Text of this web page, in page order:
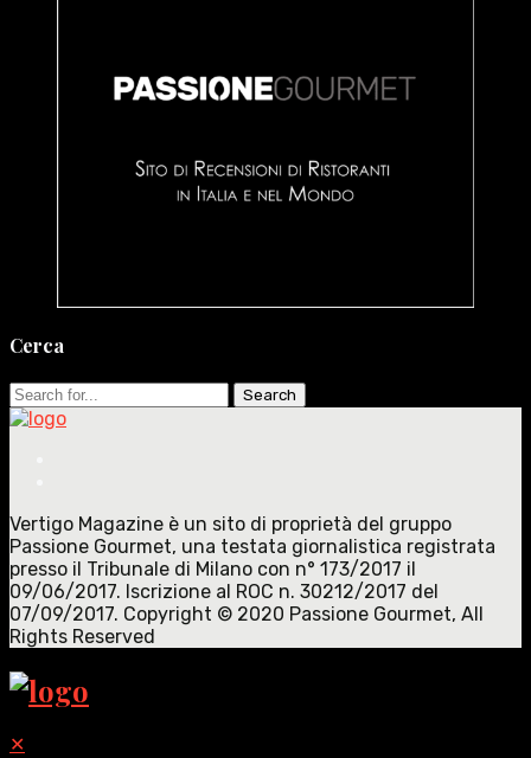
Cerca
Search
for:
Vertigo Magazine è un sito di proprietà del gruppo
Passione Gourmet, una testata giornalistica registrata
presso il Tribunale di Milano con n° 173/2017 il
09/06/2017. Iscrizione al ROC n. 30212/2017 del
07/09/2017. Copyright © 2020 Passione Gourmet, All
Rights Reserved
✕